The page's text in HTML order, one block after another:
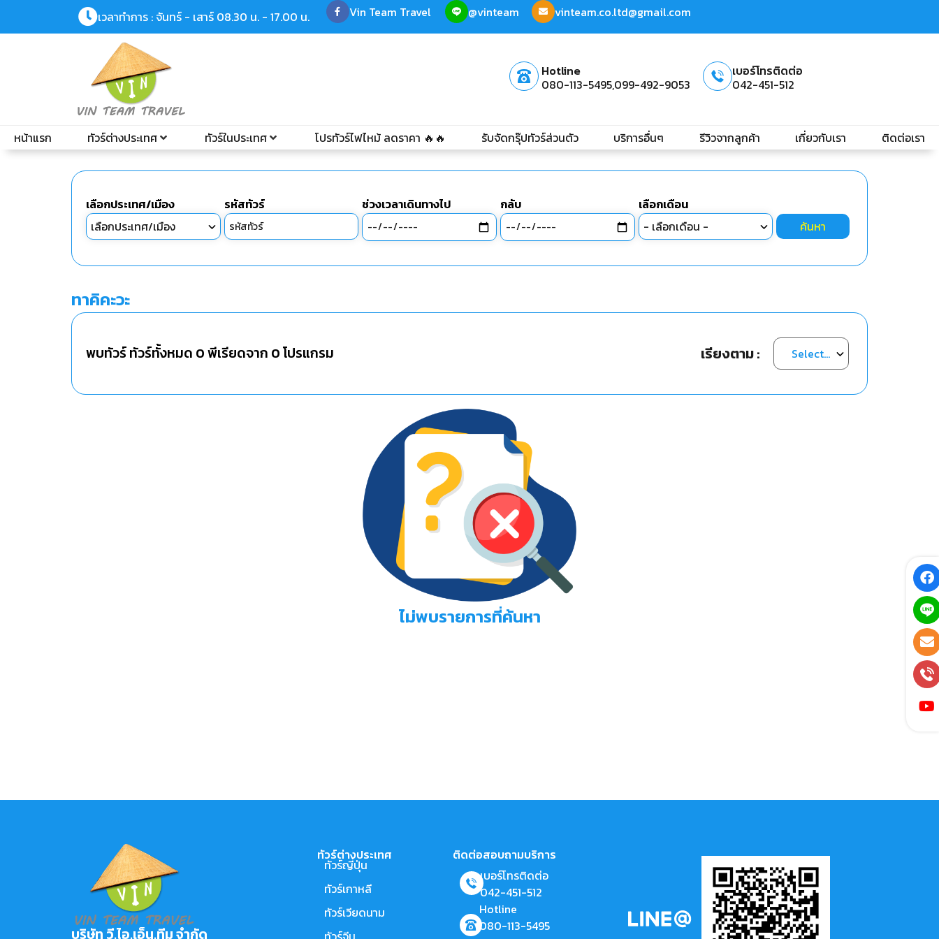
เวลาทำการ : จันทร์ - เสาร์ 08.30 น. - 17.00 น. Vin Team Travel @vinteam vinteam.co.ltd@gmail.com
Hotline
080-113-5495,099-492-9053
เบอร์โทรติดต่อ
042-451-512
หน้าแรก ทัวร์ต่างประเทศ ทัวร์ในประเทศ โปรทัวร์ไฟไหม้ ลดราคา 🔥🔥 รับจัดกรุ๊ปทัวร์ส่วนตัว บริการอื่นๆ รีวิวจากลูกค้า เกี่ยวกับเรา ติดต่อเรา
เลือกประเทศ/เมือง รหัสทัวร์ ช่วงเวลาเดินทางไป กลับ
เลือกเดือน
ค้นหา
ทาคิคะวะ
พบทัวร์ ทัวร์ทั้งหมด 0พีเรียดจาก 0โปรแกรม เรียงตาม :
ไม่พบรายการที่ค้นหา
บริษัท วี.ไอ.เอ็น.ทีม จำกัด
ทัวร์ต่างประเทศ
ทัวร์ญี่ปุ่น
ทัวร์เกาหลี
ทัวร์เวียดนาม
ติดต่อสอบถามบริการ
เบอร์โทรติดต่อ
042-451-512
Hotline
080-113-5495